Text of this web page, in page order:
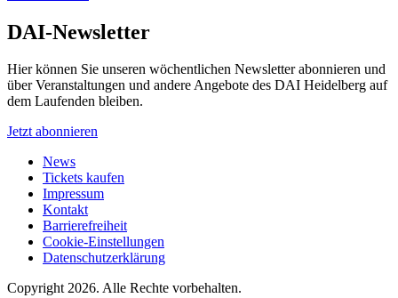
DAI-Newsletter
Hier können Sie unseren wöchentlichen Newsletter abonnieren und
über Veranstaltungen und andere Angebote des DAI Heidelberg auf
dem Laufenden bleiben.
Jetzt abonnieren
News
Tickets kaufen
Impressum
Kontakt
Barrierefreiheit
Cookie-Einstellungen
Datenschutzerklärung
Copyright 2026. Alle Rechte vorbehalten.